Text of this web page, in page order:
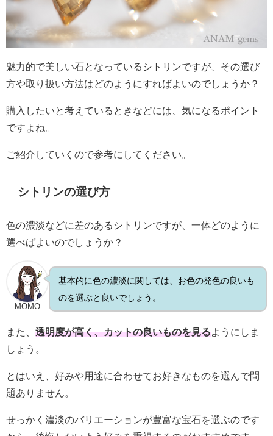
魅力的で美しい石となっているシトリンですが、その選び
方や取り扱い方法はどのようにすればよいのでしょうか？
購入したいと考えているときなどには、気になるポイント
ですよね。
ご紹介していくので参考にしてください。
シトリンの選び方
色の濃淡などに差のあるシトリンですが、一体どのように
選べばよいのでしょうか？
MOMO
基本的に色の濃淡に関しては、お色の発色の良いも
のを選ぶと良いでしょう。
また、 透明度が高く、カットの良いものを見るようにしま
しょう。
とはいえ、好みや用途に合わせてお好きなものを選んで問
題ありません。
せっかく濃淡のバリエーションが豊富な宝石を選ぶのです